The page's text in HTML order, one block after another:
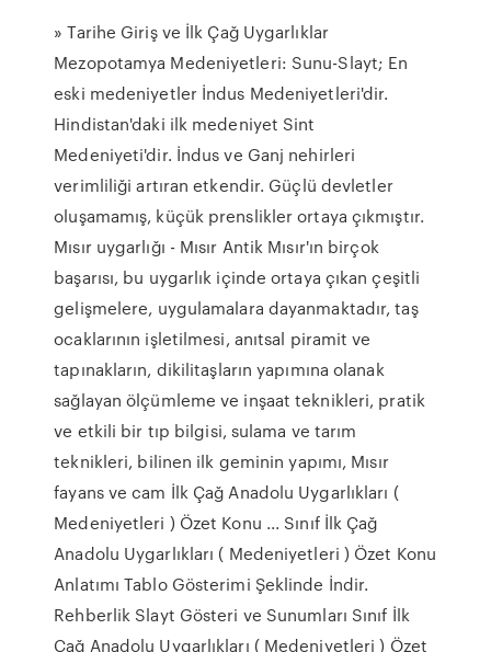
» Tarihe Giriş ve İlk Çağ Uygarlıklar
Mezopotamya Medeniyetleri: Sunu-Slayt; En
eski medeniyetler İndus Medeniyetleri'dir.
Hindistan'daki ilk medeniyet Sint
Medeniyeti'dir. İndus ve Ganj nehirleri
verimliliği artıran etkendir. Güçlü devletler
oluşamamış, küçük prenslikler ortaya çıkmıştır.
Mısır uygarlığı - Mısır Antik Mısır'ın birçok
başarısı, bu uygarlık içinde ortaya çıkan çeşitli
gelişmelere, uygulamalara dayanmaktadır, taş
ocaklarının işletilmesi, anıtsal piramit ve
tapınakların, dikilitaşların yapımına olanak
sağlayan ölçümleme ve inşaat teknikleri, pratik
ve etkili bir tıp bilgisi, sulama ve tarım
teknikleri, bilinen ilk geminin yapımı, Mısır
fayans ve cam İlk Çağ Anadolu Uygarlıkları (
Medeniyetleri ) Özet Konu ... Sınıf İlk Çağ
Anadolu Uygarlıkları ( Medeniyetleri ) Özet Konu
Anlatımı Tablo Gösterimi Şeklinde İndir.
Rehberlik Slayt Gösteri ve Sunumları Sınıf İlk
Çağ Anadolu Uygarlıkları ( Medeniyetleri ) Özet